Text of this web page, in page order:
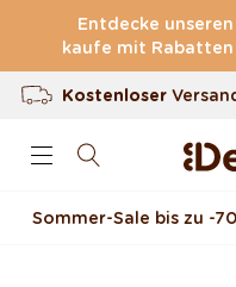
Direkt zum Inhalt
Entdecke
kaufe mit Rabatten
(60.199
Kostenloser
100 Tage
Sommer-Sale bis zu -70